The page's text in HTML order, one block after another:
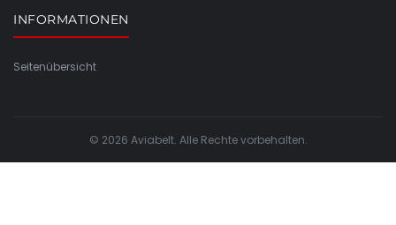
INFORMATIONEN
Seitenübersicht
© 2026 Aviabelt. Alle Rechte vorbehalten.